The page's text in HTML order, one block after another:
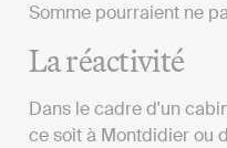
Somme pourraient ne
La réactivité
Dans le cadre d'un
ce soit à Montdidier ou